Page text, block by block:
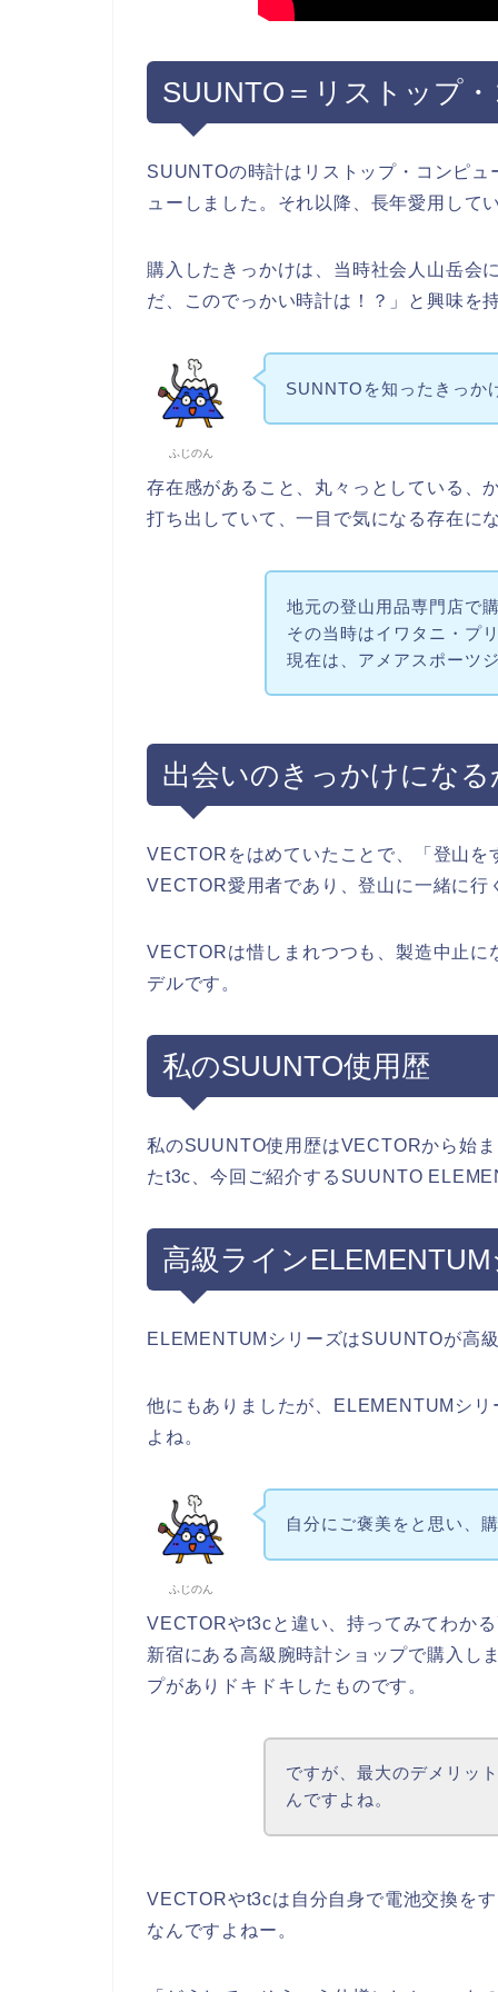
SUUNTO＝リストップ
SUUNTOの時計はリストップ・コンピ
ューしました。それ以降、長年愛用して
購入したきっかけは、当時社会人山岳会
だ、このでっかい時計は！？」と興味を
ふじのん
SUNNTOを知ったきっか
存在感があること、丸々っとしている、
打ち出していて、一目で気になる存在に
地元の登山用品専門店で
その当時はイワタニ・プ
現在は、アメアスポーツ
出会いのきっかけにな
VECTORをはめていたことで、「登山
VECTOR愛用者であり、登山に一緒に
VECTORは惜しまれつつも、製造中止
デルです。
私のSUUNTO使用歴
私のSUUNTO使用歴はVECTORから始
たt3c、今回ご紹介するSUUNTO
高級ライン
ELEMENTUMシリーズはSUUNTOが高
他にもありましたが、ELEMENTUMシ
よね。
ふじのん
自分にご褒美をと思い、
VECTORやt3cと違い、持ってみてわか
新宿にある高級腕時計ショップで購入し
プがありドキドキしたものです。
ですが、最大のデメリッ
んですよね。
VECTORやt3cは自分自身で電池交換を
なんですよねー。